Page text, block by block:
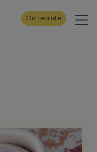
On recrute